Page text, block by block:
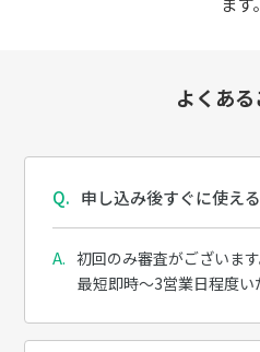
よくあ
申し込み後すぐに使え
初回のみ審査がございます
最短即時～3営業日程度い